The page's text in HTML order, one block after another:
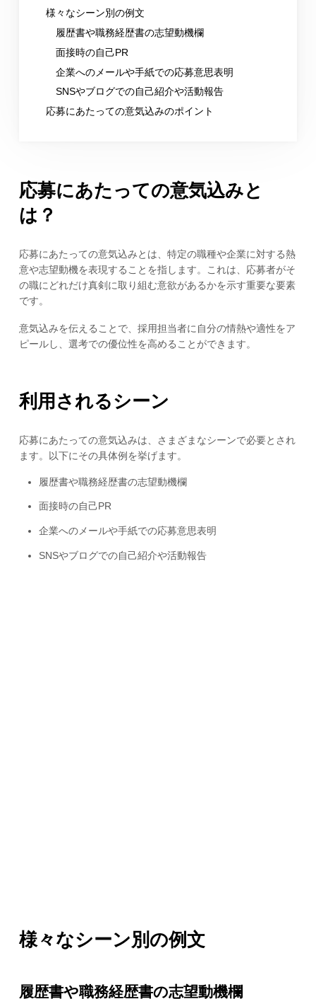
様々なシーン別の例文
履歴書や職務経歴書の志望動機欄
面接時の自己PR
企業へのメールや手紙での応募意思表明
SNSやブログでの自己紹介や活動報告
応募にあたっての意気込みのポイント
応募にあたっての意気込みと
は？
応募にあたっての意気込みとは、特定の職種や企業に対する熱
意や志望動機を表現することを指します。これは、応募者がそ
の職にどれだけ真剣に取り組む意欲があるかを示す重要な要素
です。
意気込みを伝えることで、採用担当者に自分の情熱や適性をア
ピールし、選考での優位性を高めることができます。
利用されるシーン
応募にあたっての意気込みは、さまざまなシーンで必要とされ
ます。以下にその具体例を挙げます。
履歴書や職務経歴書の志望動機欄
面接時の自己PR
企業へのメールや手紙での応募意思表明
SNSやブログでの自己紹介や活動報告
様々なシーン別の例文
履歴書や職務経歴書の志望動機欄